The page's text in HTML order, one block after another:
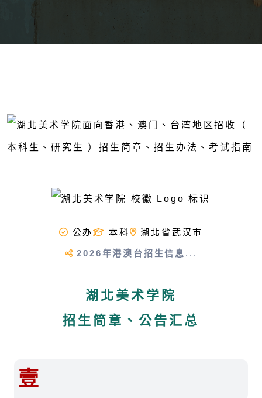
公办 本科 湖北省武汉市
2026年港澳台招生信息 ...
湖北美术学院
招生简章、公告汇总
壹